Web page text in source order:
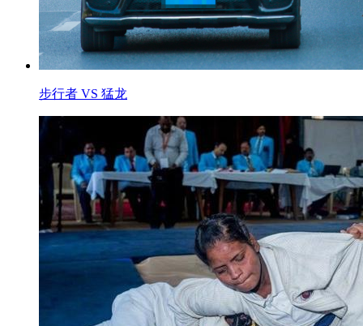
步行者 VS 猛龙